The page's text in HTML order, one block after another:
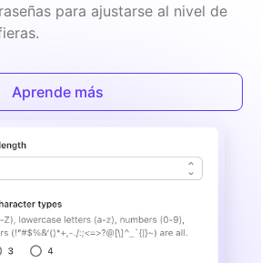
para ajustarse al nivel de
Aprende más